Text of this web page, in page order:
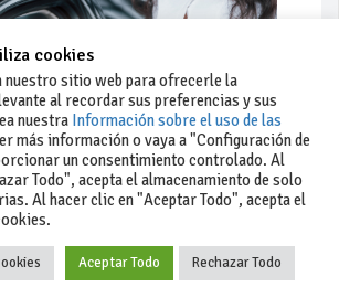
completa para comprar seguro
cookies
nuestro sitio web para ofrecerle la
al recordar sus preferencias y sus
nuestra Información sobre el uso de las
más información o vaya a "Configuración de
un consentimiento controlado. Al
Todo", acepta el almacenamiento de solo
Al hacer clic en "Aceptar Todo", acepta el
Aceptar Todo Rechazar Todo